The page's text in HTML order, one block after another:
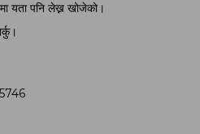
यता पनि लेख्न खोजेको।